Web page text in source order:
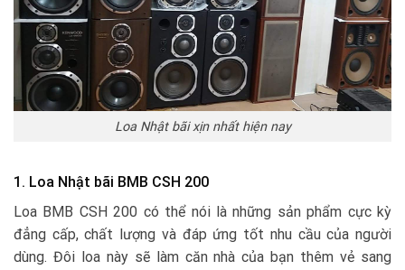
Loa Nhật bãi xịn nhất hiện nay
1. Loa Nhật bãi BMB CSH 200
Loa BMB CSH 200 có thể nói là những sản phẩm cực kỳ
đẳng cấp, chất lượng và đáp ứng tốt nhu cầu của người
dùng. Đôi loa này sẽ làm căn nhà của bạn thêm vẻ sang